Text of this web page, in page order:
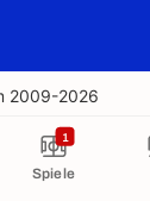
Spiele
1
2009-2026